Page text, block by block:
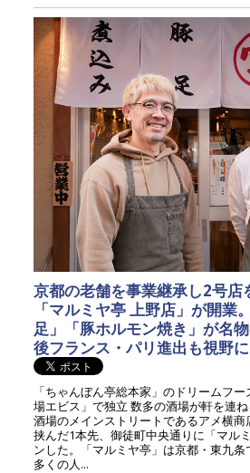
京都の老舗を事業継承し2号店
「マルミヤ亭 上野店」が開業
足」「豚ホルモン焼き」が名
後フランス・パリ進出も視野に
「ちゃんぼん亭総本家」のドリームフ
場エビス」で独立 数多の酒場が軒を連ね
酒場のメインストリートであるアメ横
挟んだ1本先、御徒町中央通りに「マル
ンした。「マルミヤ亭」は京都・東九条
多くの人...